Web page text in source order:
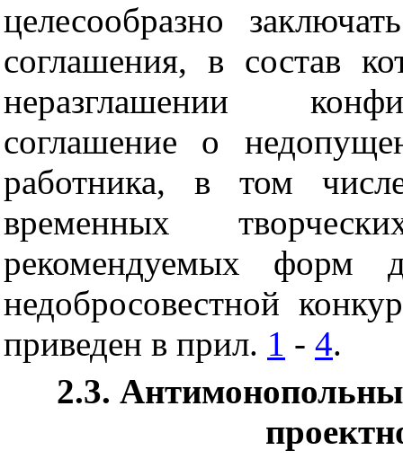
целесообразно
соглашения, в состав
неразглашении
соглашение о
работника, в том
временных творче
рекомендуемых форм
недобросовестной
приведен в прил. 1 - 4.
2.3.